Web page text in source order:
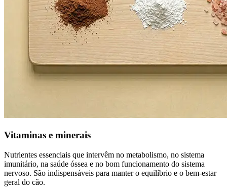
Vitaminas e minerais
Nutrientes essenciais que intervêm no metabolismo, no sistema
imunitário, na saúde óssea e no bom funcionamento do sistema
nervoso. São indispensáveis para manter o equilíbrio e o bem-estar
geral do cão.